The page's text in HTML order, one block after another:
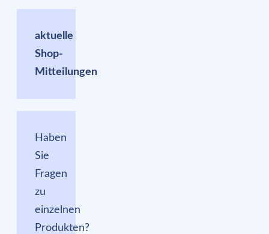
aktuelle
Shop-
Mitteilungen
Haben
Sie
Fragen
zu
einzelnen
Produkten?